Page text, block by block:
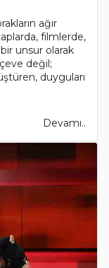
ağır
filmlerde,
unsur olarak
değil;
duyguları
Devamı..